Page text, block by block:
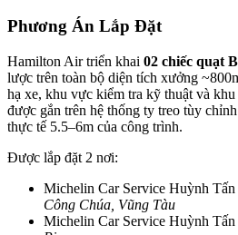
Phương Án Lắp Đặt
Hamilton Air triển khai 02 chiếc quạt
lược trên toàn bộ diện tích xưởng
hạ xe, khu vực kiểm tra kỹ thuật và
được gắn trên hệ thống ty treo tùy
thực tế 5.5–6m của công trình.
Được lắp đặt 2 nơi:
Michelin Car Service Huỳnh Tấn
Công Chúa, Vũng Tàu
Michelin Car Service Huỳnh Tấn